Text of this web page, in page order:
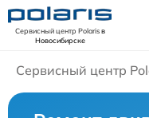
Сервисный центр Polarisв
Новосибирске
Сервисный центр